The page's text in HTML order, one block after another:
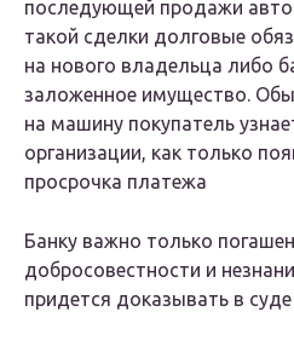
последующей продажи
такой сделки долговые
на нового владельца либо
заложенное имущество.
на машину покупатель
организации, как только
просрочка платежа
Банку важно только
добросовестности и
придется доказывать в суде